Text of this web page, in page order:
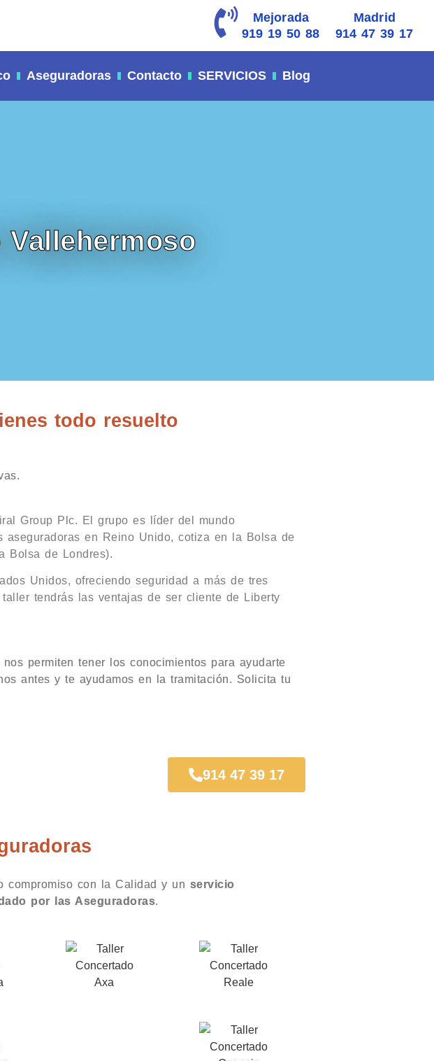
Mejorada
919 19 50 88
Madrid
914 47 39 17
Aseguradoras Contacto SERVICIOS Blog
todo resuelto
Group Plc. El grupo es líder del mundo
en Reino Unido, cotiza en la Bolsa de
Bolsa de Londres).
Unidos, ofreciendo seguridad a más de tres
tendrás las ventajas de ser cliente de Liberty
permiten tener los conocimientos para ayudarte
antes y te ayudamos en la tramitación. Solicita tu
914 47 39 17
compromiso con la Calidad y un servicio
por las Aseguradoras.